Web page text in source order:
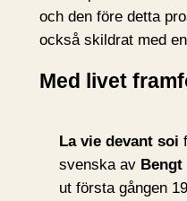
och den före detta
också skildrat med
Med livet
La vie devant soi
svenska av Bengt
ut första gången